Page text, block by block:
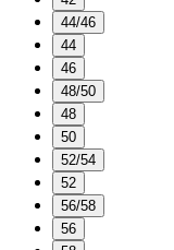
44/46
44
46
48/50
48
50
52/54
52
56/58
56